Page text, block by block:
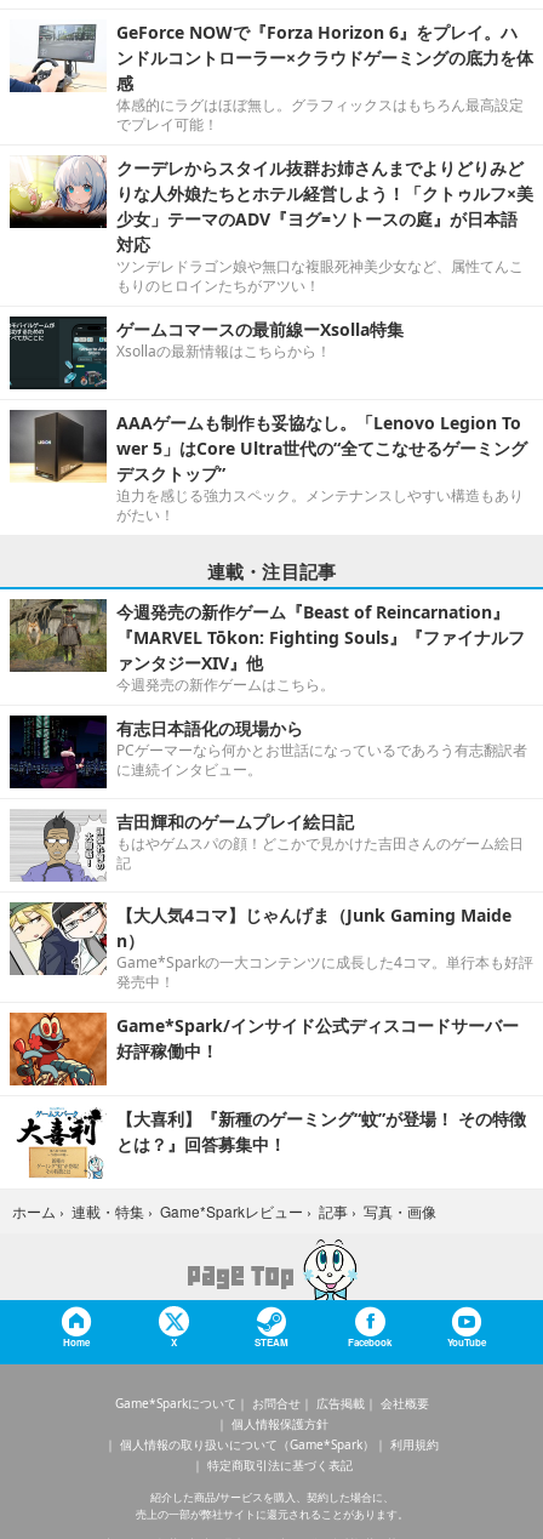
GeForce NOWで『Forza Horizon 6』をプレイ。ハ
ンドルコントローラー×クラウドゲーミングの底力を体
感
体感的にラグはほぼ無し。グラフィックスはもちろん最高設定
でプレイ可能！
クーデレからスタイル抜群お姉さんまでよりどりみど
りな人外娘たちとホテル経営しよう！「クトゥルフ×美
少女」テーマのADV『ヨグ=ソトースの庭』が日本語
対応
ツンデレドラゴン娘や無口な複眼死神美少女など、属性てんこ
もりのヒロインたちがアツい！
ゲームコマースの最前線ーXsolla特集
Xsollaの最新情報はこちらから！
AAAゲームも制作も妥協なし。「Lenovo Legion To
wer 5」はCore Ultra世代の“全てこなせるゲーミング
デスクトップ”
迫力を感じる強力スペック。メンテナンスしやすい構造もあり
がたい！
連載・注目記事
今週発売の新作ゲーム『Beast of Reincarnation』
『MARVEL Tōkon: Fighting Souls』『ファイナルフ
ァンタジーXIV』他
今週発売の新作ゲームはこちら。
有志日本語化の現場から
PCゲーマーなら何かとお世話になっているであろう有志翻訳者
に連続インタビュー。
吉田輝和のゲームプレイ絵日記
もはやゲムスパの顔！どこかで見かけた吉田さんのゲーム絵日
記
【大人気4コマ】じゃんげま（Junk Gaming Maide
n）
Game*Sparkの一大コンテンツに成長した4コマ。単行本も好評
発売中！
Game*Spark/インサイド公式ディスコードサーバー
好評稼働中！
【大喜利】『新種のゲーミング“蚊”が登場！ その特徴
とは？』回答募集中！
ホーム › 連載・特集 › Game*Sparkレビュー › 記事 › 写真・画像
Home X STEAM Facebook YouTube
Game*Sparkについて お問合せ 広告掲載
会社概要
個人情報保護方針
個人情報の取り扱いについて（Game*Spark）
利用規約
特定商取引法に基づく表記
紹介した商品/サービスを購入、契約した場合に、
売上の一部が弊社サイトに還元されることがあります。